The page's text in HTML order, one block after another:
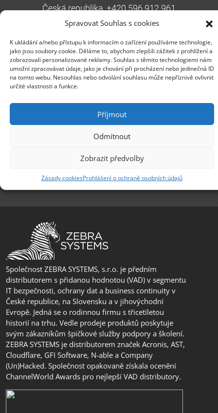
Spravovat Souhlas s cookies
K ukládání a/nebo přístupu k informacím o zařízení používáme technologie,
jako jsou soubory cookie. Děláme to, abychom zlepšili zážitek z prohlížení a
zobrazovali personalizované reklamy. Souhlas s těmito technologiemi nám
umožní zpracovávat údaje, jako je chování při procházení nebo jedinečná ID
na tomto webu. Nesouhlas nebo odvolání souhlasu může nepříznivě ovlivnit
určité vlastnosti a funkce.
Příjmout
Odmítnout
Zobrazit předvolby
Zásady cookiesProhlášení o ochraně osobních údajů
Česká republika, +420 596 912 961,
info@zebra.cz
Třída SNP 402/48, 500 03 Hradec Králové
Česká republika, +420 491 615 380,
pobockaHK@zebra.cz
+421 917 554 499
erik.leo@zebra.cz
Pobočka Adriatic
+385 99 3241 770 (HR) +381 61 6231 777
nebojsa.stankic@zebra.cz
Společnost ZEBRA SYSTEMS, s.r.o. je předním
distributorem s přidanou hodnotou (VAD) v segmentu
IT bezpečnosti, ochrany dat a business continuity v
České republice, na Slovensku a v jihovýchodní
Evropě. Jedná se o rodinnou firmu s třicetiletou
historií na trhu. Vedle prodeje produktů poskytuje
svým zákazníkům špičkové služby podpory a školení.
ZEBRA SYSTEMS je distributorem značek Acronis, AST,
Cloudflare, GFI Software, N-able a Company
(Un)Hacked. Společnost opakovaně získala ocenění
ChannelWorld Awards pro nejlepší VAD distributory.